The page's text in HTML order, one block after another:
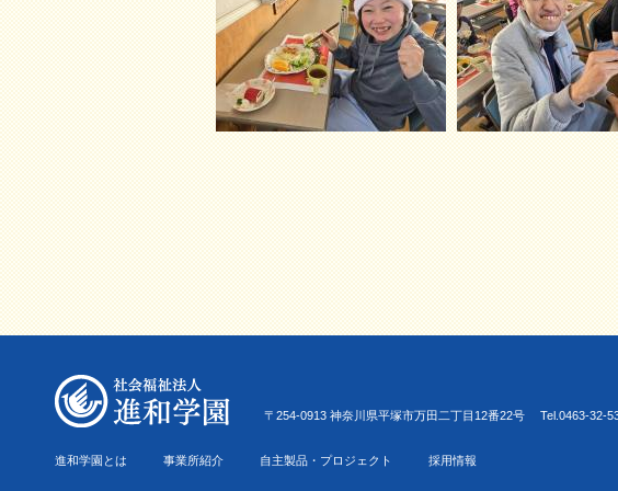
〒254-0913 神奈川県平塚市万田二丁目12番22号 Tel.0463-32-
進和学園とは 事業所紹介 自主製品・プロジェクト 採用情報